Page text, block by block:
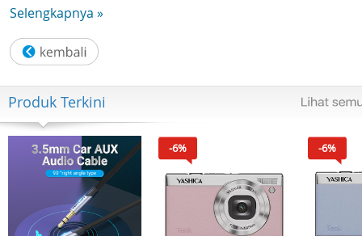
Nyaman dengan suara yang pas
Didesain untuk kenyamanan sepanjang hari, Galaxy Buds
Core dilengkapi dengan wingtip silikon untuk
Anda. Baik saat bersantai di rumah atau jogging di
Galaxy Buds Core tetap berada di tempatnya dan terasa
ringan dan nyaman.
Selengkapnya »
Produk Terkini
-6% -6%